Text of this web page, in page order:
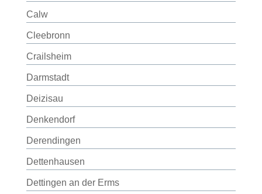
Calw
Cleebronn
Crailsheim
Darmstadt
Deizisau
Denkendorf
Derendingen
Dettenhausen
Dettingen an der Erms